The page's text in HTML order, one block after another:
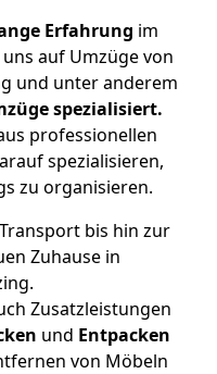
Erfahrung im
auf Umzüge von
und unter anderem
spezialisiert.
professionellen
spezialisieren,
zu organisieren.
bis hin zur
Zuhause in
Zusatzleistungen
und Entpacken
von Möbeln